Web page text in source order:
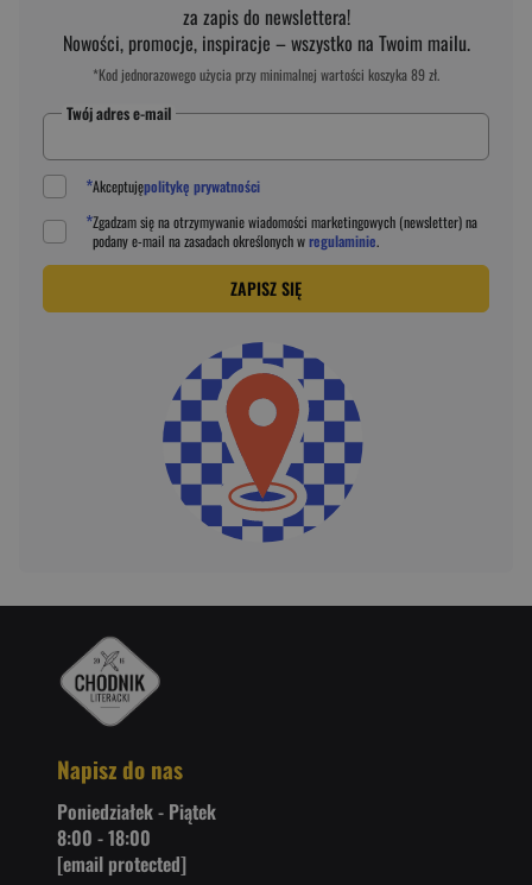
za zapis do newslettera!
Nowości, promocje, inspiracje – wszystko na Twoim mailu.
*Kod jednorazowego użycia przy minimalnej wartości koszyka 89 zł.
Twój adres e-mail
*Akceptujępolitykę prywatności
*Zgadzam się na otrzymywanie wiadomości marketingowych (newsletter) na
podanye-mail na zasadach określonych wregulaminie.
ZAPISZ SIĘ
Napisz do nas
Poniedziałek - Piątek
8:00 - 18:00
[email protected]